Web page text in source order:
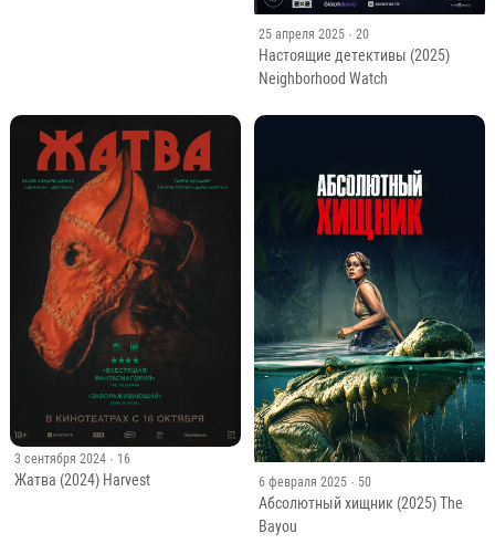
25 апреля 2025 · 20
Настоящие детективы (2025)
Neighborhood Watch
3 сентября 2024 · 16
Жатва (2024) Harvest 6 февраля 2025 · 50
Абсолютный хищник (2025) The
Bayou